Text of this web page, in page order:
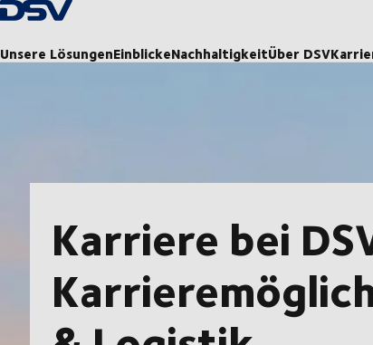
Zurück zur Startseite
Unsere LösungenEinblickeNachhaltigkeitÜber DSV
Karriere bei